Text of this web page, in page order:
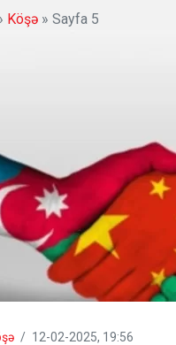
Köşə » Sayfa 5
/ 12-02-2025, 19:56